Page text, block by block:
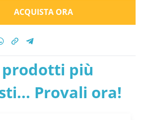
ACQUISTA ORA
prodotti più
Provali ora!